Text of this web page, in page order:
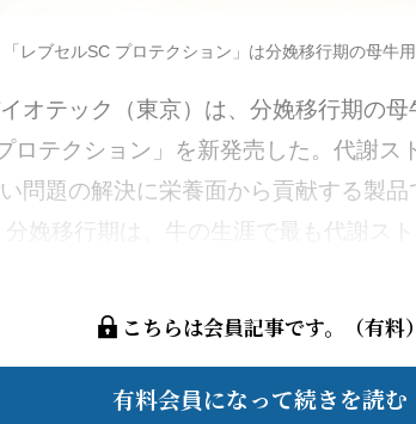
「レブセルSC プロテクション」は分娩移行期の母牛
オテック（東京）は、分娩移行期の母
ロテクション」を新発売した。代謝ス
問題の解決に栄養面から貢献する製
娩移行期は、牛の生涯で最も代謝スト
こちらは会員記事です。（有料）
有料会員になって続きを読む